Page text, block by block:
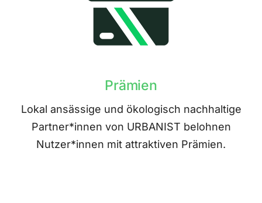
Prämien
Lokal ansässige und ökologisch nachhaltige
Partner*innen von URBANIST belohnen
Nutzer*innen mit attraktiven Prämien.